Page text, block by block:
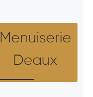
Menuiserie
Deaux